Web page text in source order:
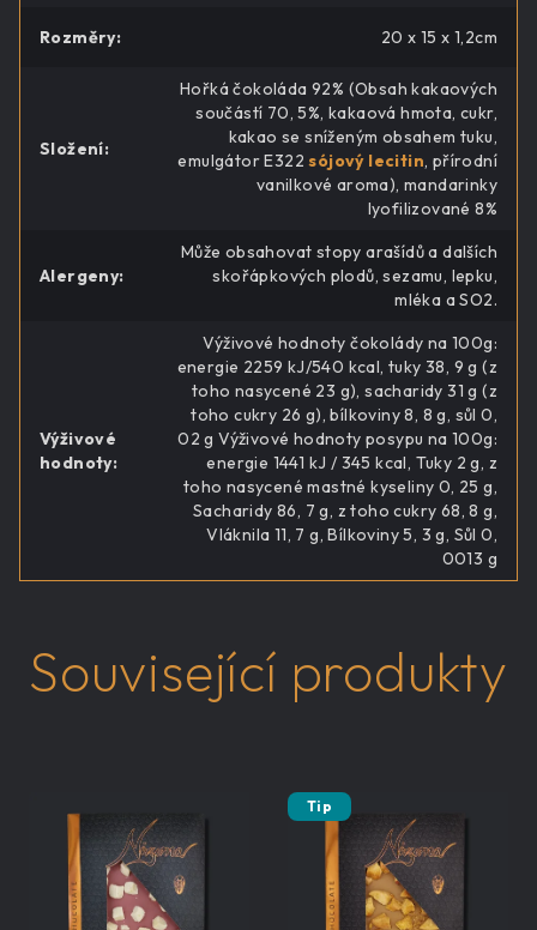
Rozměry: 20 x 15 x 1,2cm
Složení:
Hořká čokoláda 92% (Obsah kakaových
součástí 70, 5%, kakaová hmota, cukr,
kakao se sníženým obsahem tuku,
emulgátor E322sójový lecitin, přírodní
vanilkové aroma), mandarinky
lyofilizované 8%
Alergeny:
Může obsahovat stopy arašídů a dalších
skořápkových plodů, sezamu, lepku,
mléka a SO2.
Výživové
hodnoty:
Výživové hodnoty čokolády na 100g:
energie 2259 kJ/540 kcal, tuky 38, 9 g (z
toho nasycené 23 g), sacharidy 31 g (z
toho cukry 26 g), bílkoviny 8, 8 g, sůl 0,
02 g Výživové hodnoty posypu na 100g:
energie 1441 kJ / 345 kcal, Tuky 2 g, z
toho nasycené mastné kyseliny 0, 25 g,
Sacharidy 86, 7 g, z toho cukry 68, 8 g,
Vláknila 11, 7 g, Bílkoviny 5, 3 g, Sůl 0,
0013 g
Související produkty
Tip